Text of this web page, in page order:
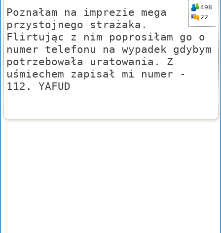
498
22
Poznałam na imprezie mega
przystojnego strażaka.
Flirtując z nim poprosiłam go o
numer telefonu na wypadek gdybym
potrzebowała uratowania. Z
uśmiechem zapisał mi numer -
112. YAFUD